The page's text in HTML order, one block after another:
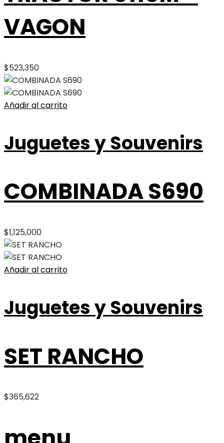
VAGON
$523,350
Añadir al carrito
Juguetes y Souvenirs
COMBINADA S690
$1,125,000
Añadir al carrito
Juguetes y Souvenirs
SET RANCHO
$365,622